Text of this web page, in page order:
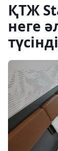
ҚТЖ
неге